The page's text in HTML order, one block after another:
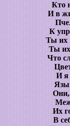
Кто
И в
К
Ты их
Ты
Что
И я
Они,
Их
В